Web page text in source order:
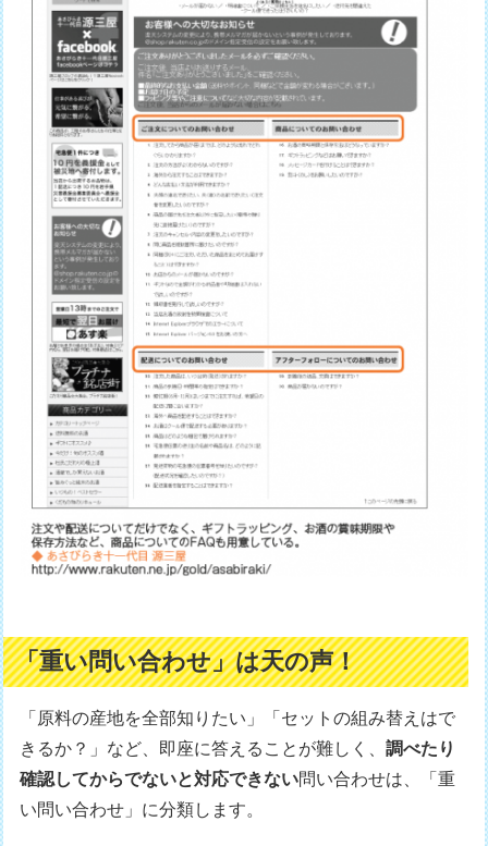
「重い問い合わせ」は天の声！
「原料の産地を全部知りたい」「セットの組み替えはで
きるか？」など、即座に答えることが難しく、調べたり
確認してからでないと対応できない問い合わせは、「重
い問い合わせ」に分類します。